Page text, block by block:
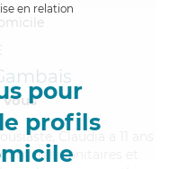
en relation
pour
profils
Claudia a 11 ans
Sanitaires et